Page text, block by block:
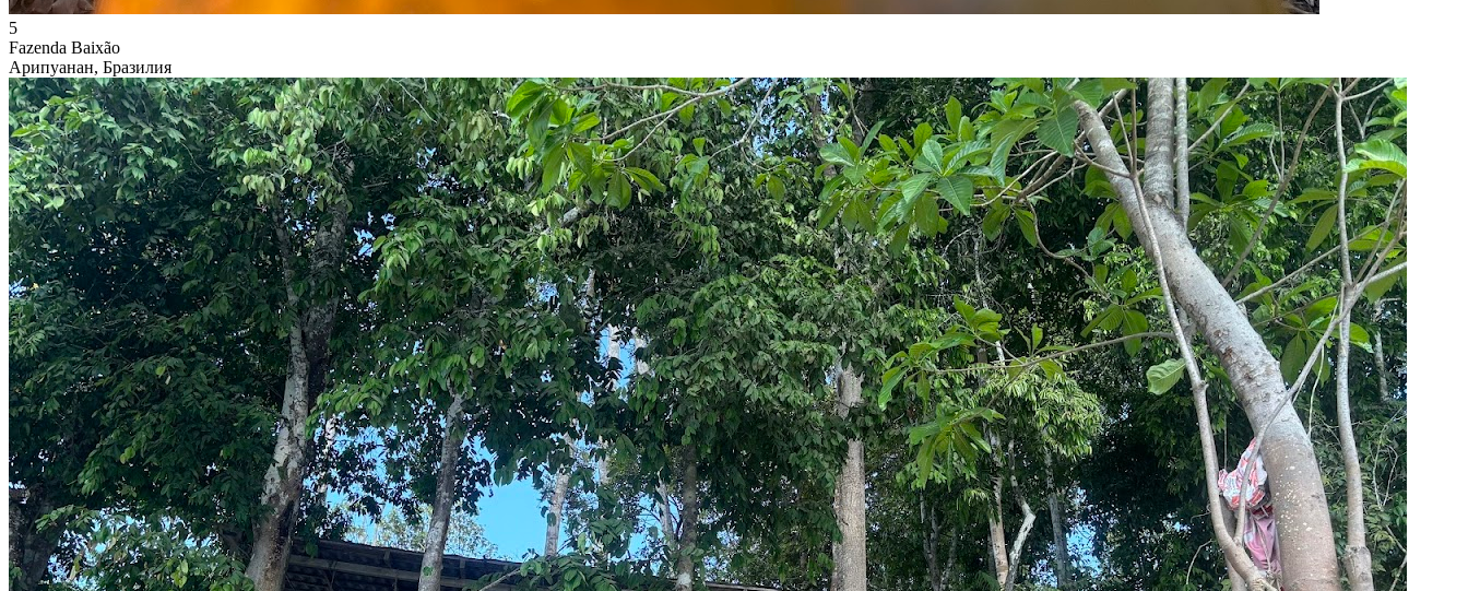
5
Fazenda Baixão
Арипуанан, Бразилия